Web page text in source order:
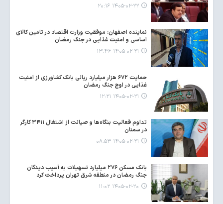
۱۴۰۵-۰۲-۲۲ ۲۰:۱۶
نماینده اصفهان: موفقیت وزارت اقتصاد در تامین کالای
اساسی و امنیت غذایی در جنگ رمضان
۱۴۰۵-۰۲-۲۱ ۱۳:۴۶
حمایت ۶۷۲ هزار میلیارد ریالی بانک کشاورزی از امنیت
غذایی در اوج جنگ رمضان
۱۴۰۵-۰۲-۲۱ ۱۲:۲۱
تداوم فعالیت بنگاه‌ها و صیانت از اشتغال ۳۴۱۱ کارگر
در سمنان
۱۴۰۵-۰۲-۲۱ ۰۸:۵۳
بانک مسکن ۲۷۶ میلیارد تسهیلات به آسیب دیدگان
جنگ رمضان در منطقه شرق تهران پرداخت کرد
۱۴۰۵-۰۲-۲۰ ۱۱:۰۲